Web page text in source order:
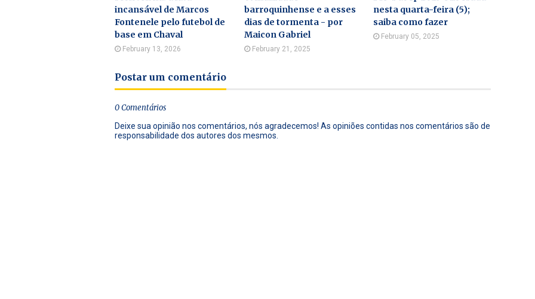
incansável de Marcos
Fontenele pelo futebol de
base em Chaval
February 13, 2026
barroquinhense e a esses
dias de tormenta - por
Maicon Gabriel
February 21, 2025
nesta quarta-feira (5);
saiba como fazer
February 05, 2025
Postar um comentário
0 Comentários
Deixe sua opinião nos comentários, nós agradecemos! As opiniões contidas nos comentários são de
responsabilidade dos autores dos mesmos.